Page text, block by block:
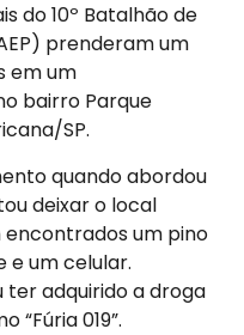
do 10º Batalhão de
prenderam um
em um
bairro Parque
SP.
quando abordou
deixar o local
um pino
e um celular.
ter adquirido a droga
019”.